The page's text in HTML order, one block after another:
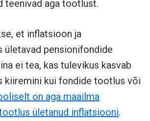
teenivad aga tootlust.
et inflatsioon ja
ületavad pensionifondide
ei tea, kas tulevikus kasvab
kiiremini kui fondide tootlus või
on aga maailma
ületanud inflatsiooni.